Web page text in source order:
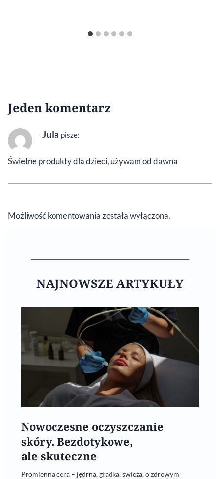
Jeden komentarz
Jula pisze:
Świetne produkty dla dzieci, używam od dawna
Możliwość komentowania została wyłączona.
NAJNOWSZE ARTYKUŁY
Nowoczesne oczyszczanie
skóry. Bezdotykowe,
ale skuteczne
Promienna cera – jędrna, gładka, świeża, o zdrowym